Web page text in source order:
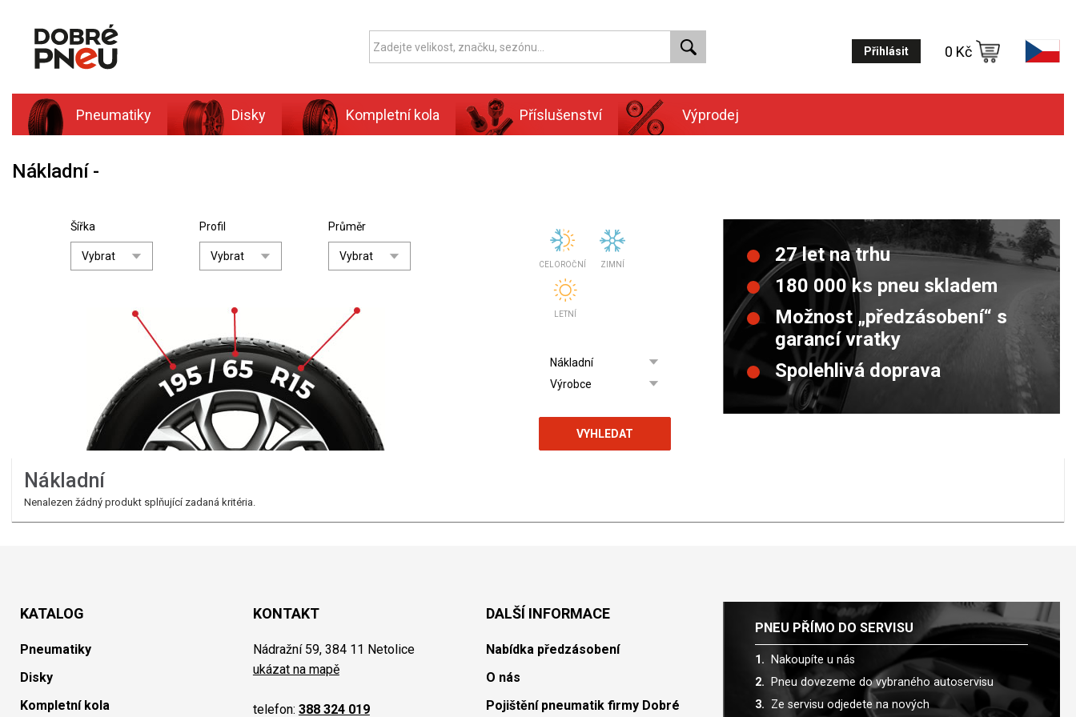
Přihlásit 0 Kč
Pneumatiky Disky Kompletní kola Příslušenství Výprodej
Nákladní
Šířka Profil Průměr
CELOROČNÍ ZIMNÍ
LETNÍ
VYHLEDAT
27 let na trhu
180 000 ks pneu skladem
Možnost „předzásobení“ s
garancí vratky
Spolehlivá doprava
Nákladní
Nenalezen žádný produkt splňující zadaná kritéria.
KATALOG
Pneumatiky
Disky
Kompletní kola
KONTAKT
Nádražní 59, 384 11 Netolice
ukázat na mapě
telefon: 388 324 019
DALŠÍ INFORMACE
Nabídka předzásobení
O nás
Pojištění pneumatik firmy Dobré
PNEU PŘÍMO DO SERVISU
Nakoupíte u nás
Pneu dovezeme do vybraného autoservisu
Ze servisu odjedete na nových